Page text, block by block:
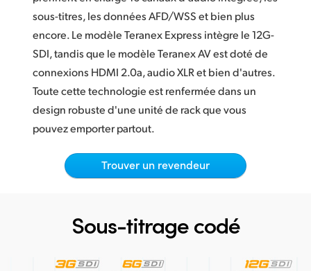
Italy
Japan
Korea
Mexico
Malaysia
New Zealand
sous-titres, les données AFD/WSS et bien plus
encore. Le modèle Teranex Express intègre le 12G-
SDI, tandis que le modèle Teranex AV est doté de
connexions HDMI 2.0a, audio XLR et bien d'autres.
Toute cette technologie est renfermée dans un
design robuste d'une unité de rack que vous
pouvez emporter partout.
Trouver un revendeur
Sous-titrage codé